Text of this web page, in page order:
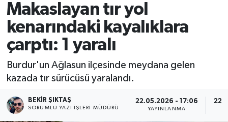
Makaslayan tır yol
kenarındaki kayalıklara
çarptı: 1 yaralı
Burdur'un Ağlasun ilçesinde meydana gelen
kazada tır sürücüsü yaralandı.
BEKIR ŞIKTAŞ
SORUMLU YAZI İŞLERI MÜDÜRÜ
22.05.2026 - 17:06
YAYINLANMA
Son Dakika Haberleri
Haber Arşivi